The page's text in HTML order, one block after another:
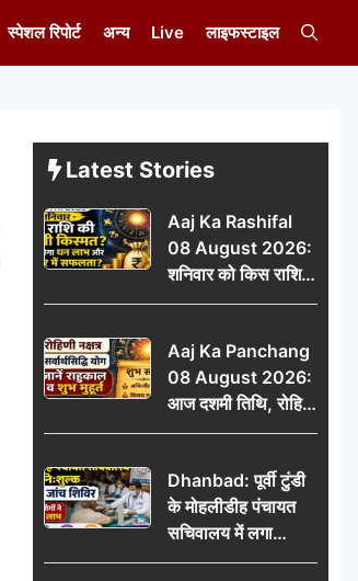
स्पेशल रिपोर्ट अन्य Live लाइफस्टाइल
Latest Stories
Aaj Ka Rashifal
08 August 2026:
शनिवार को किस राशि
की चमकेगी किस्मत,
और करियर में सफलता?
Aaj Ka Panchang
08 August 2026:
आज दशमी तिथि, रोहिणी
नक्षत्र और सर्वार्थसिद्धि
शुभ मुहूर्त
Dhanbad: पूर्वी टुंडी
के मोहलीडीह पंचायत
सचिवालय में लगा
निःशुल्क स्वास्थ्य जांच